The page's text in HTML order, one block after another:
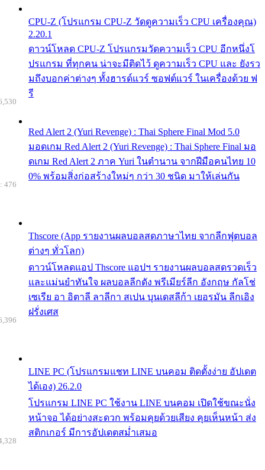
CPU-Z (โปรแกรม CPU-Z วัดดูความเร็ว CPU เครื่องคุณ)
2.20.1
ดาวน์โหลด CPU-Z โปรแกรมวัดความเร็ว CPU อีกหนึ่งโ
ปรแกรม ที่ทุกคน น่าจะมีติดไว้ ดูความเร็ว CPU และ ยังรว
มถึงบอกค่าต่างๆ ทั้งฮารด์แวร์ ซอฟต์แวร์ ในเครื่องด้วย ฟ
รี
Red Alert 2 (Yuri Revenge) : Thai Sphere Final Mod 5.0
มอดเกม Red Alert 2 (Yuri Revenge) : Thai Sphere Final มอ
ดเกม Red Alert 2 ภาค Yuri ในตำนาน จากฝีมือคนไทย 10
0% พร้อมสิ่งก่อสร้างใหม่ๆ กว่า 30 ชนิด มาให้เล่นกัน
Thscore (App รายงานผลบอลสดภาษาไทย จากลีกฟุตบอล
ต่างๆ ทั่วโลก)
ดาวน์โหลดแอป Thscore แอปฯ รายงานผลบอลสดรวดเร็ว
และแม่นยำทันใจ ผลบอลลีกดัง พรีเมียร์ลีก อังกฤษ กัลโช่
เซเรีย อา อิตาลี ลาลีกา สเปน บุนเดสลีก้า เยอรมัน ลีกเอิง
ฝรั่งเศส
476
LINE PC (โปรแกรมแชท LINE บนคอม ติดตั้งง่าย อัปเดต
ได้เอง) 26.2.0
โปรแกรม LINE PC ใช้งาน LINE บนคอม เปิดใช้ขณะนั่ง
หน้าจอ ได้อย่างสะดวก พร้อมคุยด้วยเสียง คุยเห็นหน้า ส่ง
สติกเกอร์ มีการอัปเดตสม่ำเสมอ